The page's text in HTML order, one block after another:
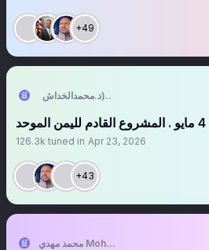
+49
126.3k tuned in Apr 23, 2026
+43
محمد مهدي Mohammed Mahdi